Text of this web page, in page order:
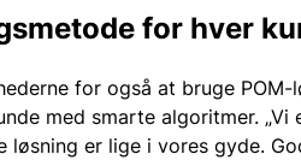
for hver
for også at bruge
med smarte algoritmer.
løsning er lige i vores gyde.